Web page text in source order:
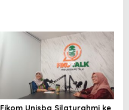
Fikom Unisba Silaturahmi ke